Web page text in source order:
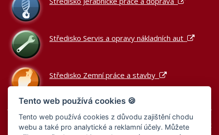
Středisko Servis a opravy nákladních aut
Středisko Zemní práce a stavby
Podle zákona o evidenci tržeb je prodávající povinen vystavit
Tento web používá cookies 🍪
Tento web používá cookies z důvodu zajištění chodu
webu a také pro analytické a reklamní účely. Můžete